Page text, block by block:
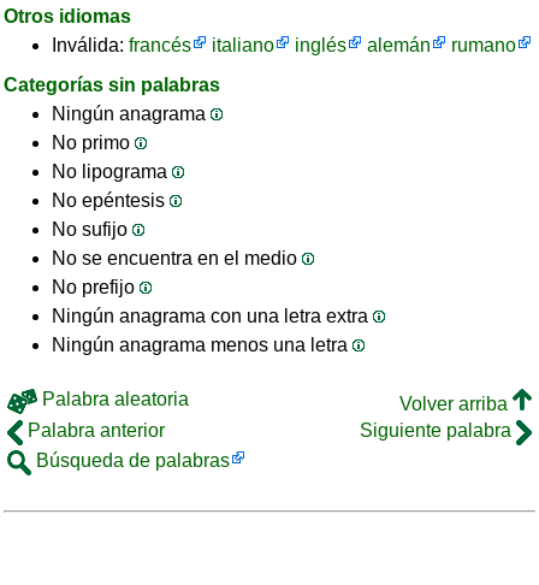
Otros idiomas
Inválida: francés italiano inglés alemán
rumano
Categorías sin palabras
Ningún anagrama
No primo
No lipograma
No epéntesis
No sufijo
No se encuentra en el medio
No prefijo
Ningún anagrama con una letra extra
Ningún anagrama menos una letra
Palabra aleatoria
Volver arriba
Palabra anterior
Siguiente palabra
Búsqueda de palabras